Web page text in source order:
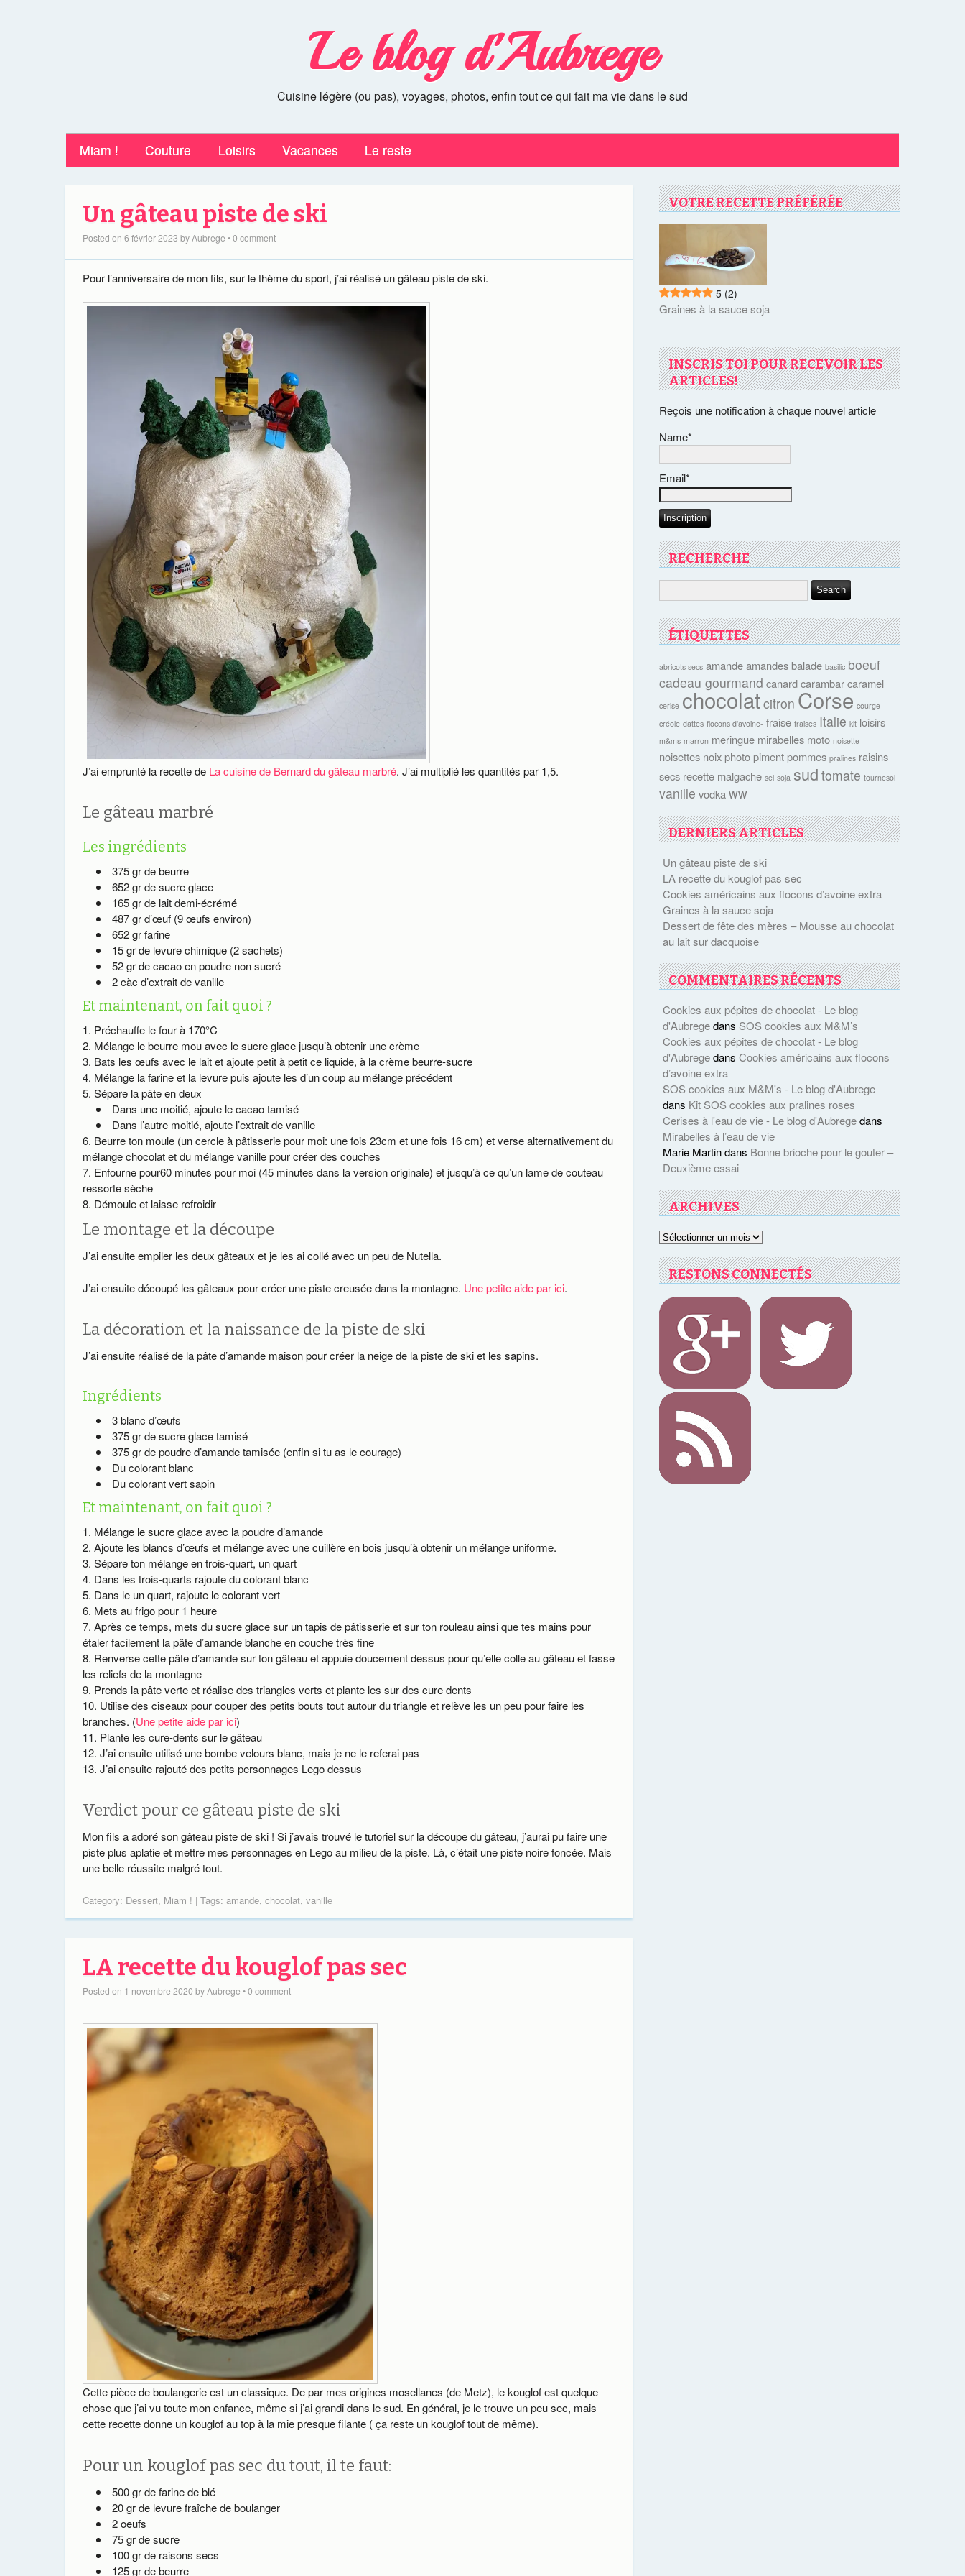
Le blog d'Aubrege
Cuisine légère (ou pas), voyages, photos, enfin tout ce qui fait ma vie dans le sud
Miam ! Couture Loisirs Vacances Le reste
Un gâteau piste de ski
Posted on 6 février 2023 byAubrege •0 comment
Pour l’anniversaire de mon fils, sur le thème du sport, j’ai réalisé un gâteau piste de ski.
J’ai emprunté la recette de La cuisine de Bernard du gâteau marbré. J’ai multiplié les quantités par 1,5.
Le gâteau marbré
Les ingrédients
375 gr de beurre
652 gr de sucre glace
165 gr de lait demi-écrémé
487 gr d’œuf (9 œufs environ)
652 gr farine
15 gr de levure chimique (2 sachets)
52 gr de cacao en poudre non sucré
2 càc d’extrait de vanille
Et maintenant, on fait quoi ?
Préchauffe le four à 170°C
Mélange le beurre mou avec le sucre glace jusqu’à obtenir une crème
Bats les œufs avec le lait et ajoute petit à petit ce liquide, à la crème beurre-sucre
Mélange la farine et la levure puis ajoute les d’un coup au mélange précédent
Sépare la pâte en deux
Dans une moitié, ajoute le cacao tamisé
Dans l’autre moitié, ajoute l’extrait de vanille
Beurre ton moule (un cercle à pâtisserie pour moi: une fois 23cm et une fois 16 cm) et verse alternativement du
mélange chocolat et du mélange vanille pour créer des couches
Enfourne pour60 minutes pour moi (45 minutes dans la version originale) et jusqu’à ce qu’un lame de couteau
ressorte sèche
Démoule et laisse refroidir
Le montage et la découpe
J’ai ensuite empiler les deux gâteaux et je les ai collé avec un peu de Nutella.
J’ai ensuite découpé les gâteaux pour créer une piste creusée dans la montagne. Une petite aide par ici.
La décoration et la naissance de la piste de ski
J’ai ensuite réalisé de la pâte d’amande maison pour créer la neige de la piste de ski et les sapins.
Ingrédients
3 blanc d’œufs
375 gr de sucre glace tamisé
375 gr de poudre d’amande tamisée (enfin si tu as le courage)
Du colorant blanc
Du colorant vert sapin
Et maintenant, on fait quoi ?
Mélange le sucre glace avec la poudre d’amande
Ajoute les blancs d’œufs et mélange avec une cuillère en bois jusqu’à obtenir un mélange uniforme.
Sépare ton mélange en trois-quart, un quart
Dans les trois-quarts rajoute du colorant blanc
Dans le un quart, rajoute le colorant vert
Mets au frigo pour 1 heure
Après ce temps, mets du sucre glace sur un tapis de pâtisserie et sur ton rouleau ainsi que tes mains pour
étaler facilement la pâte d’amande blanche en couche très fine
Renverse cette pâte d’amande sur ton gâteau et appuie doucement dessus pour qu’elle colle au gâteau et fasse
les reliefs de la montagne
Prends la pâte verte et réalise des triangles verts et plante les sur des cure dents
Utilise des ciseaux pour couper des petits bouts tout autour du triangle et relève les un peu pour faire les
branches. (Une petite aide par ici)
Plante les cure-dents sur le gâteau
J’ai ensuite utilisé une bombe velours blanc, mais je ne le referai pas
J’ai ensuite rajouté des petits personnages Lego dessus
Verdict pour ce gâteau piste de ski
Mon fils a adoré son gâteau piste de ski ! Si j’avais trouvé le tutoriel sur la découpe du gâteau, j’aurai pu faire une
piste plus aplatie et mettre mes personnages en Lego au milieu de la piste. Là, c’était une piste noire foncée. Mais
une belle réussite malgré tout.
Category: Dessert, Miam ! | Tags: amande, chocolat, vanille
LA recette du kouglof pas sec
Posted on 1 novembre 2020 byAubrege •0 comment
Cette pièce de boulangerie est un classique. De par mes origines mosellanes (de Metz), le kouglof est quelque
chose que j’ai vu toute mon enfance, même si j’ai grandi dans le sud. En général, je le trouve un peu sec, mais
cette recette donne un kouglof au top à la mie presque filante ( ça reste un kouglof tout de même).
Pour un kouglof pas sec du tout, il te faut:
500 gr de farine de blé
20 gr de levure fraîche de boulanger
2 oeufs
75 gr de sucre
100 gr de raisons secs
125 gr de beurre
VOTRE RECETTE PRÉFÉRÉE
5 (2)
Graines à la sauce soja
INSCRIS TOI POUR RECEVOIR LES
ARTICLES!
Reçois une notification à chaque nouvel article
Name*
Email*
RECHERCHE
ÉTIQUETTES
abricots secs amande amandes balade basilic boeuf
cadeau gourmand canard carambar caramel
cerise chocolatcitron Corse courge
créole dattes flocons d'avoine- fraise fraises Italie kit loisirs
m&ms marron meringue mirabelles moto noisette
noisettes noix photo piment pommes pralines raisins
secs recette malgache sel soja sud tomate tournesol
vanille vodka ww
DERNIERS ARTICLES
Un gâteau piste de ski
LA recette du kouglof pas sec
Cookies américains aux flocons d’avoine extra
Graines à la sauce soja
Dessert de fête des mères – Mousse au chocolat
au lait sur dacquoise
COMMENTAIRES RÉCENTS
Cookies aux pépites de chocolat - Le blog
d'Aubregedans SOS cookies aux M&M’s
Cookies aux pépites de chocolat - Le blog
d'Aubregedans Cookies américains aux flocons
d’avoine extra
SOS cookies aux M&M's - Le blog d'Aubrege
dans Kit SOS cookies aux pralines roses
Cerises à l'eau de vie - Le blog d'Aubregedans
Mirabelles à l’eau de vie
Marie Martindans Bonne brioche pour le gouter –
Deuxième essai
ARCHIVES
Archives
RESTONS CONNECTÉS